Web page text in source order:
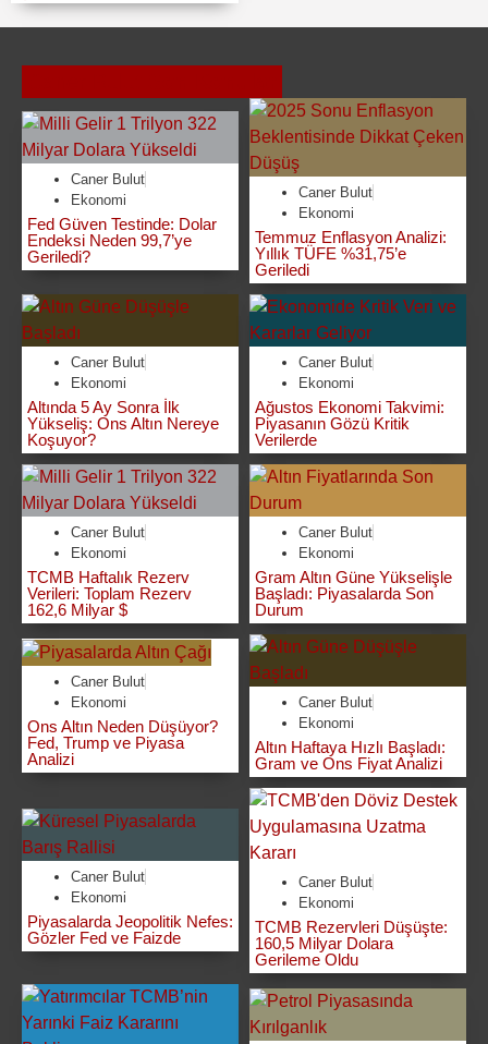
Caner Bulut
Ekonomi
Fed Güven Testinde: Dolar
Endeksi Neden 99,7’ye
Geriledi?
Caner Bulut
Ekonomi
Temmuz Enflasyon Analizi:
Yıllık TÜFE %31,75’e
Geriledi
Caner Bulut
Ekonomi
Altında 5 Ay Sonra İlk
Yükseliş: Ons Altın Nereye
Koşuyor?
Caner Bulut
Ekonomi
Ağustos Ekonomi Takvimi:
Piyasanın Gözü Kritik
Verilerde
Caner Bulut
Ekonomi
TCMB Haftalık Rezerv
Verileri: Toplam Rezerv
162,6 Milyar $
Caner Bulut
Ekonomi
Gram Altın Güne Yükselişle
Başladı: Piyasalarda Son
Durum
Caner Bulut
Ekonomi
Ons Altın Neden Düşüyor?
Fed, Trump ve Piyasa
Analizi
Caner Bulut
Ekonomi
Altın Haftaya Hızlı Başladı:
Gram ve Ons Fiyat Analizi
Caner Bulut
Ekonomi
Piyasalarda Jeopolitik Nefes:
Gözler Fed ve Faizde
Caner Bulut
Ekonomi
TCMB Rezervleri Düşüşte:
160,5 Milyar Dolara
Gerileme Oldu